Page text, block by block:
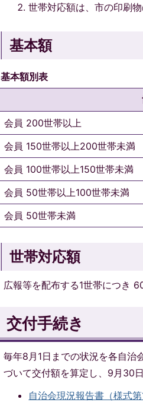
世帯対応額は、市の印刷
基本額
基本額別表
会員 200世帯以上
会員 150世帯以上200世帯未満
会員 100世帯以上150世帯未満
会員 50世帯以上100世帯未満
会員 50世帯未満
世帯対応額
広報等を配布する1世帯につき
交付手続き
毎年8月1日までの状況を各自治
づいて交付額を算定し、9月30
自治会現況報告書（様式